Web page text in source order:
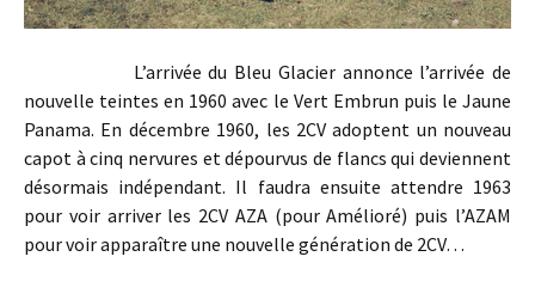
L’arrivée du Bleu Glacier annonce l’arrivée de
nouvelle teintes en 1960 avec le Vert Embrun puis le Jaune
Panama. En décembre 1960, les 2CV adoptent un nouveau
capot à cinq nervures et dépourvus de flancs qui deviennent
désormais indépendant. Il faudra ensuite attendre 1963
pour voir arriver les 2CV AZA (pour Amélioré) puis l’AZAM
pour voir apparaître une nouvelle génération de 2CV…